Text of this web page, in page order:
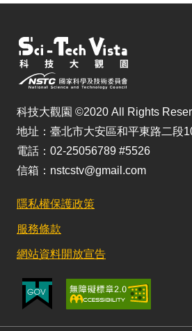
科技大觀園 ©2020 All Rights
地址：臺北市大安區和平東路二段
電話：02-25056789 #5526
信箱：nstcstv@gmail.com
隱私權保護政策
服務條款
網站資料開放宣告